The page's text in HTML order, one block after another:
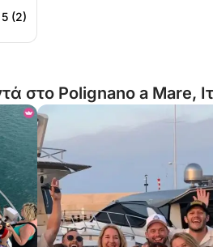
5 (2)
στο Polignano a Mare,